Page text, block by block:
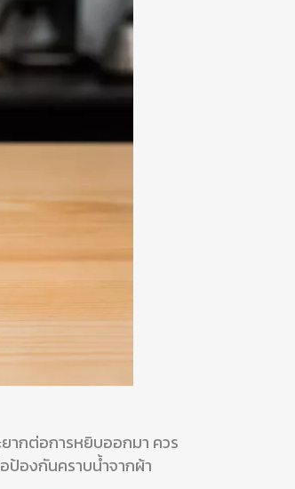
ากต่อการหยิบออกมา ควร
ป้องกันคราบน้ำจากผ้า